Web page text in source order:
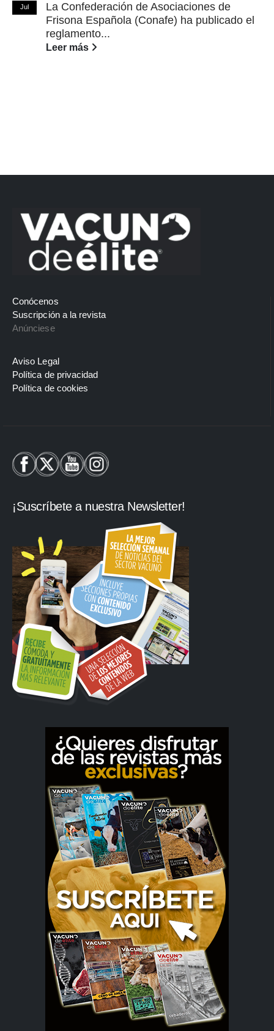
Jul
La Confederación de Asociaciones de
Frisona Española (Conafe) ha publicado el
reglamento...
Leer más
Conócenos
Suscripción a la revista
Anúnciese
Aviso Legal
Política de privacidad
Política de cookies
¡Suscríbete a nuestra Newsletter!